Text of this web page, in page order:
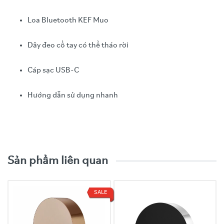
Loa Bluetooth KEF Muo
Dây đeo cổ tay có thể tháo rời
Cáp sạc USB-C
Hướng dẫn sử dụng nhanh
Đặc tính
2 x 50mm (2.0in.) Driver Uni-Q toàn dải
1 x Bộ tản nhiệt bass thụ động (ABR)
Kết nối không dây
Bluetooth 4.0 với codec aptX®
Kết nối có dây
Đầu vào phụ trợ 3.5mm (AUX)
Sản phẩm liên quan
SALE